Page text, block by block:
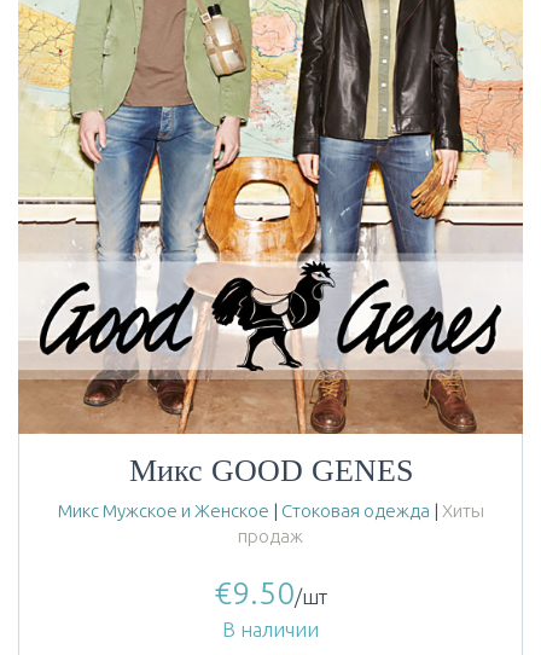
Микс GOOD GENES
Микс Мужское и Женское | Стоковая одежда | Хиты
продаж
€9.50/шт
В наличии